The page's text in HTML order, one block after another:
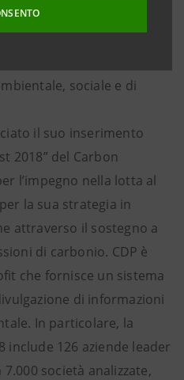
canadese specializzata
si è posizionata
sociale e di
il suo inserimento
2018” del Carbon
l’impegno nella lotta al
la sua strategia in
attraverso il sostegno a
di carbonio. CDP è
che fornisce un sistema
di informazioni
In particolare, la
include 126 aziende leader
società analizzate,